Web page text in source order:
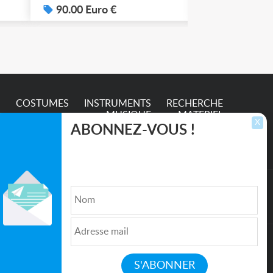
90.00 Euro €
COSTUMES
INSTRUMENTS
MUSIQUE
RECHERCHE
MATERIEL
et de l'Entertainment
Qui sommes nous ?| Médias| Newsletter| CGU|
Politique de confidentialité
Partenaires
Mentions légales
X
ABONNEZ-VOUS !